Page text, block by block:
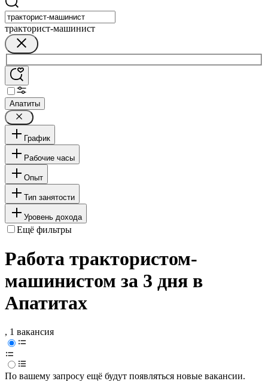
тракторист-машинист
Апатиты
График
Рабочие часы
Опыт
Тип занятости
Уровень дохода
Ещё фильтры
Работа трактористом-
машинистом за 3 дня в
Апатитах
, 1 вакансия
По вашему запросу ещё будут появляться новые вакансии.